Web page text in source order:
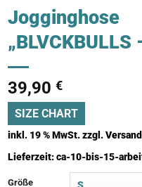
Jogginghose
„BLVCKBULLS
39,90 €
SIZE CHART
inkl. 19 % MwSt.zzgl.
Lieferzeit:ca-10-bis-15-
Größe